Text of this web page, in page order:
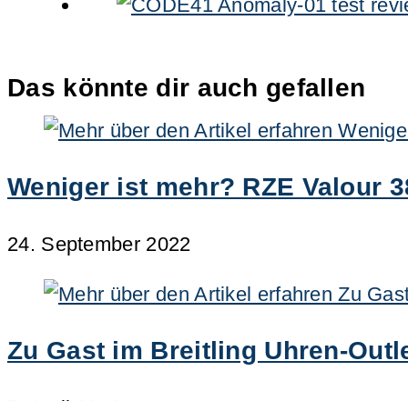
Das könnte dir auch gefallen
Weniger ist mehr? RZE Valour
24. September 2022
Zu Gast im Breitling Uhren-